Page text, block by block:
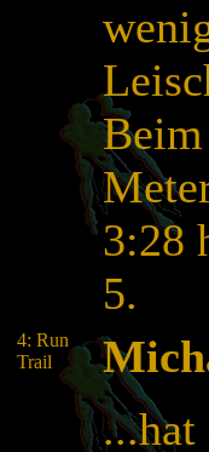
3:28
5.
4: Run
Trail
...hat